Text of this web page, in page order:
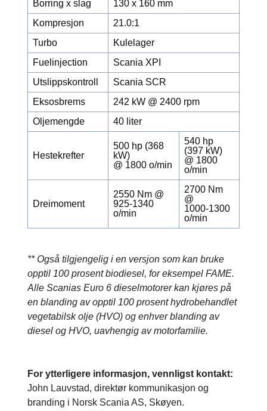
Borring x slag
130 x 160 mm
Kompresjon
21.0:1
Turbo
Kulelager
Fuelinjection
Scania XPI
Utslippskontroll
Scania SCR
Eksosbrems
242 kW @ 2400 rpm
Oljemengde
40 liter
Hestekrefter
500 hp (368
kW)
@ 1800 o/min
540 hp
(397 kW)
@ 1800
o/min
Dreimoment
2550 Nm @
925-1340
o/min
2700 Nm
@
1000-1300
o/min
** Også tilgjengelig i en versjon som kan bruke
opptil 100 prosent biodiesel, for eksempel FAME.
Alle Scanias Euro 6 dieselmotorer kan kjøres på
en blanding av opptil 100 prosent hydrobehandlet
vegetabilsk olje (HVO) og enhver blanding av
diesel og HVO, uavhengig av motorfamilie.
For ytterligere informasjon, vennligst kontakt:
John Lauvstad, direktør kommunikasjon og
branding i Norsk Scania AS, Skøyen.